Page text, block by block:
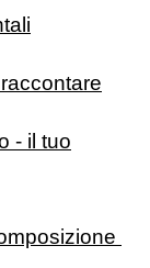
- il tuo